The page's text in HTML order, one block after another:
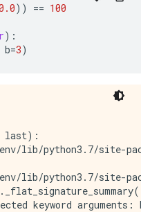
)) == 100
):
b=3)
last):
lib/python3.7/site-
lib/python3.7/site-
keyword arguments: